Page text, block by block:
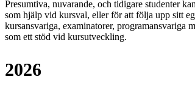
Presumtiva, nuvarande, och tidigare studenter
som hjälp vid kursval, eller för att följa upp sitt
kursansvariga, examinatorer, programansvariga
som ett stöd vid kursutveckling.
2026